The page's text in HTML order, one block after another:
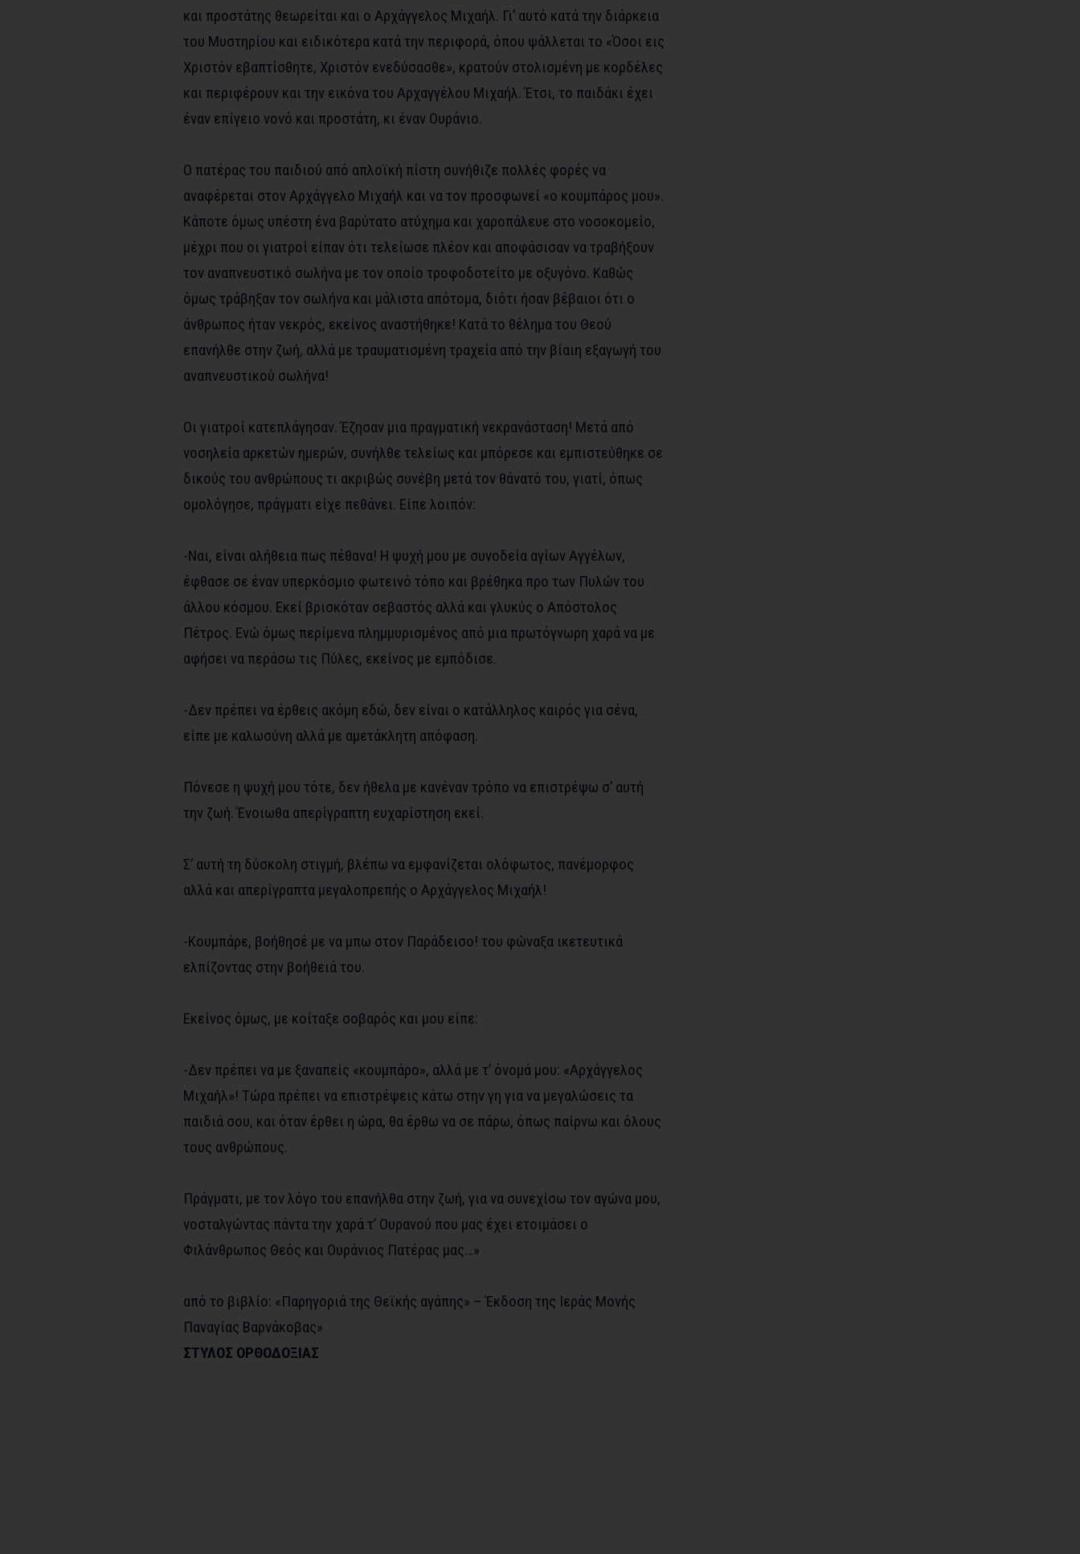
και προστάτης θεωρείται και ο Αρχάγγελος Μιχαήλ. Γι’ αυτό κατά την διάρκεια
του Μυστηρίου και ειδικότερα κατά την περιφορά, όπου ψάλλεται το «Όσοι εις
Χριστόν εβαπτίσθητε, Χριστόν ενεδύσασθε», κρατούν στολισμένη με κορδέλες
και περιφέρουν και την εικόνα του Αρχαγγέλου Μιχαήλ. Έτσι, το παιδάκι έχει
έναν επίγειο νονό και προστάτη, κι έναν Ουράνιο.
Ο πατέρας του παιδιού από απλοϊκή πίστη συνήθιζε πολλές φορές να
αναφέρεται στον Αρχάγγελο Μιχαήλ και να τον προσφωνεί «ο κουμπάρος μου».
Κάποτε όμως υπέστη ένα βαρύτατο ατύχημα και χαροπάλευε στο νοσοκομείο,
μέχρι που οι γιατροί είπαν ότι τελείωσε πλέον και αποφάσισαν να τραβήξουν
τον αναπνευστικό σωλήνα με τον οποίο τροφοδοτείτο με οξυγόνο. Καθώς
όμως τράβηξαν τον σωλήνα και μάλιστα απότομα, διότι ήσαν βέβαιοι ότι ο
άνθρωπος ήταν νεκρός, εκείνος αναστήθηκε! Κατά το θέλημα του Θεού
επανήλθε στην ζωή, αλλά με τραυματισμένη τραχεία από την βίαιη εξαγωγή του
αναπνευστικού σωλήνα!
Οι γιατροί κατεπλάγησαν. Έζησαν μια πραγματική νεκρανάσταση! Μετά από
νοσηλεία αρκετών ημερών, συνήλθε τελείως και μπόρεσε και εμπιστεύθηκε σε
δικούς του ανθρώπους τι ακριβώς συνέβη μετά τον θάνατό του, γιατί, όπως
ομολόγησε, πράγματι είχε πεθάνει. Είπε λοιπόν:
-Ναι, είναι αλήθεια πως πέθανα! Η ψυχή μου με συνοδεία αγίων Αγγέλων,
έφθασε σε έναν υπερκόσμιο φωτεινό τόπο και βρέθηκα προ των Πυλών του
άλλου κόσμου. Εκεί βρισκόταν σεβαστός αλλά και γλυκύς ο Απόστολος
Πέτρος. Ενώ όμως περίμενα πλημμυρισμένος από μια πρωτόγνωρη χαρά να με
αφήσει να περάσω τις Πύλες, εκείνος με εμπόδισε.
-Δεν πρέπει να έρθεις ακόμη εδώ, δεν είναι ο κατάλληλος καιρός για σένα,
είπε με καλωσύνη αλλά με αμετάκλητη απόφαση.
Πόνεσε η ψυχή μου τότε, δεν ήθελα με κανέναν τρόπο να επιστρέψω σ’ αυτή
την ζωή. Ένοιωθα απερίγραπτη ευχαρίστηση εκεί.
Σ’ αυτή τη δύσκολη στιγμή, βλέπω να εμφανίζεται ολόφωτος, πανέμορφος
αλλά και απερίγραπτα μεγαλοπρεπής ο Αρχάγγελος Μιχαήλ!
-Κουμπάρε, βοήθησέ με να μπω στον Παράδεισο! του φώναξα ικετευτικά
ελπίζοντας στην βοήθειά του.
Εκείνος όμως, με κοίταξε σοβαρός και μου είπε:
-Δεν πρέπει να με ξαναπείς «κουμπάρο», αλλά με τ’ όνομά μου: «Αρχάγγελος
Μιχαήλ»! Τώρα πρέπει να επιστρέψεις κάτω στην γη για να μεγαλώσεις τα
παιδιά σου, και όταν έρθει η ώρα, θα έρθω να σε πάρω, όπως παίρνω και όλους
τους ανθρώπους.
Πράγματι, με τον λόγο του επανήλθα στην ζωή, για να συνεχίσω τον αγώνα μου,
νοσταλγώντας πάντα την χαρά τ’ Ουρανού που μας έχει ετοιμάσει ο
Φιλάνθρωπος Θεός και Ουράνιος Πατέρας μας…»
από το βιβλίο: «Παρηγοριά της Θεϊκής αγάπης» – Έκδοση της Ιεράς Μονής
Παναγίας Βαρνάκοβας»
ΣΤΥΛΟΣ ΟΡΘΟΔΟΞΙΑΣ